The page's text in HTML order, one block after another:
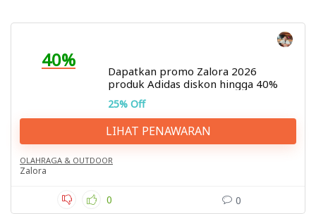
40%
Dapatkan promo Zalora 2026
produk Adidas diskon hingga 40%
25% Off
LIHAT PENAWARAN
OLAHRAGA & OUTDOOR
Zalora
0 0